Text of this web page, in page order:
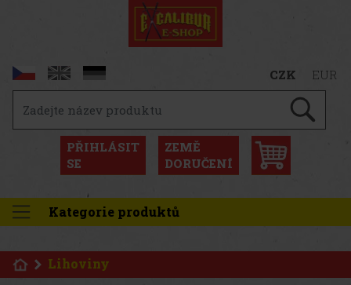
CZK EUR
PŘIHLÁSIT
SE
ZEMĚ
DORUČENÍ
Kategorie produktů
Lihoviny